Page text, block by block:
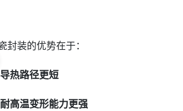
封装的优势在于：
导热路径更短
耐高温变形能力更强
么